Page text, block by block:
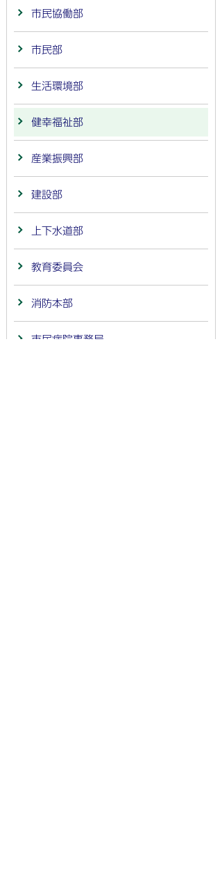
市民協働部
市民部
生活環境部
健幸福祉部
産業振興部
建設部
上下水道部
教育委員会
消防本部
市民病院事務局